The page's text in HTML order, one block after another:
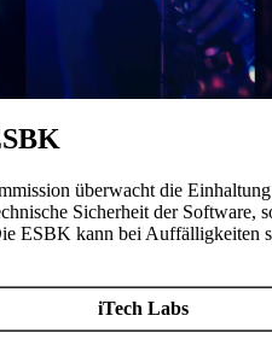
überwacht die
Sicherheit der Software,
ESBK kann bei Auffälligkeiten
iTech Labs